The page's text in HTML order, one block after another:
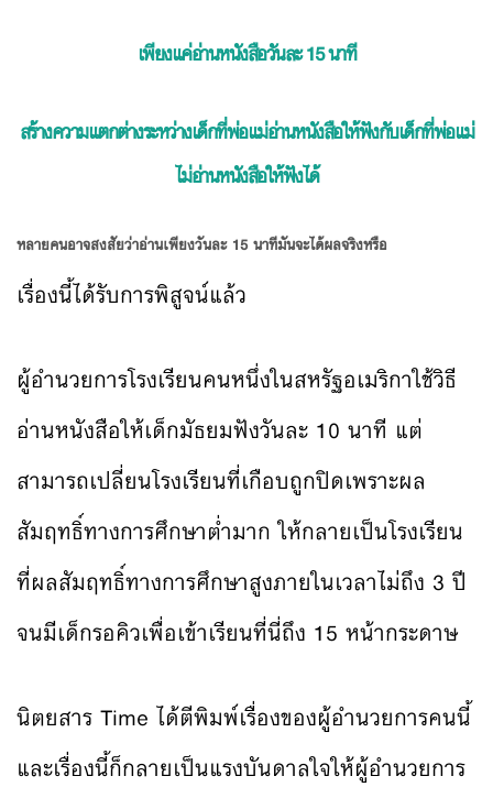
เพียงแค่อ่านหนังสือวันละ 15 นาที
สร้างความแตกต่างระหว่างเด็กที่พ่อแม่อ่านหนังสือให้ฟังกับเด็กที่พ่อแม่
ไม่อ่านหนังสือให้ฟังได้
หลายคนอาจสงสัยว่าอ่านเพียงวันละ 15 นาทีมันจะได้ผลจริงหรือ
เรื่องนี้ได้รับการพิสูจน์แล้ว
ผู้อำนวยการโรงเรียนคนหนึ่งในสหรัฐอเมริกาใช้วิธี
อ่านหนังสือให้เด็กมัธยมฟังวันละ 10 นาที แต่
สามารถเปลี่ยนโรงเรียนที่เกือบถูกปิดเพราะผล
สัมฤทธิ์ทางการศึกษาต่ำมาก ให้กลายเป็นโรงเรียน
ที่ผลสัมฤทธิ์ทางการศึกษาสูงภายในเวลาไม่ถึง 3 ปี
จนมีเด็กรอคิวเพื่อเข้าเรียนที่นี่ถึง 15 หน้ากระดาษ
นิตยสาร Time ได้ตีพิมพ์เรื่องของผู้อำนวยการคนนี้
และเรื่องนี้ก็กลายเป็นแรงบันดาลใจให้ผู้อำนวยการ